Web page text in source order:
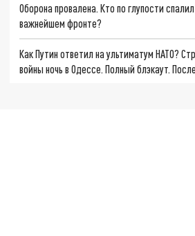
Оборона провалена. Кто по глупости
важнейшем фронте?
Как Путин ответил на ультиматум НАТО?
войны ночь в Одессе. Полный блэкаут.